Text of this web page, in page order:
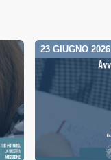
23 GIUGNO 2026